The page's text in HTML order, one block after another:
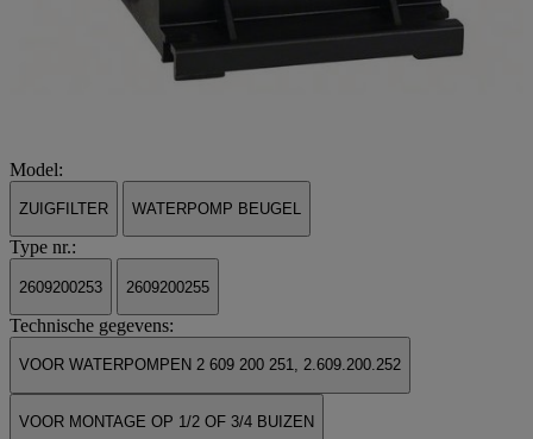
Model:
ZUIGFILTER WATERPOMP BEUGEL
Type nr.:
2609200253 2609200255
Technische gegevens:
VOOR WATERPOMPEN 2 609 200 251, 2.609.200.252
VOOR MONTAGE OP 1/2 OF 3/4 BUIZEN